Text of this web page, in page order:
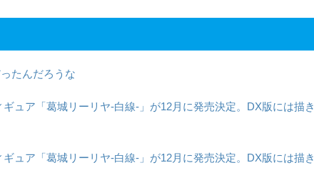
たんだろうな
ュア「葛城リーリヤ-白線-」が12月に発売決定。DX版には描き
ュア「葛城リーリヤ-白線-」が12月に発売決定。DX版には描き